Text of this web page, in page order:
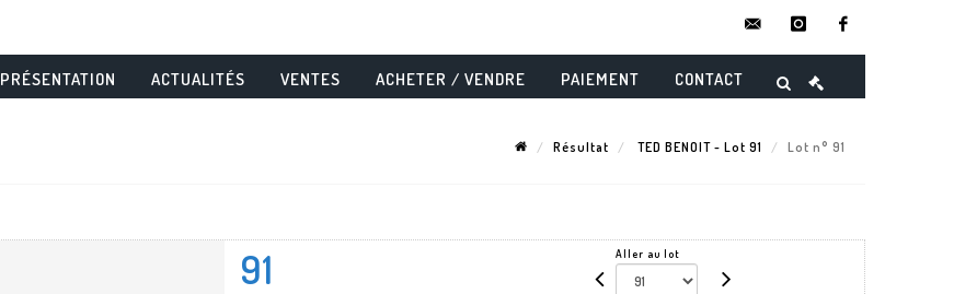
instagram
PRÉSENTATION ACTUALITÉS VENTES ACHETER / VENDRE PAIEMENT CONTACT
Résultat TED BENOIT - Lot 91 Lot n° 91
91 Aller au lot